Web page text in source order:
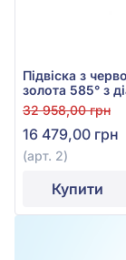
Підвіска з
золота 585° з
0,013ct, арт. 2
32 958,00 грн
16 479,00 грн
(арт. 2)
Купити